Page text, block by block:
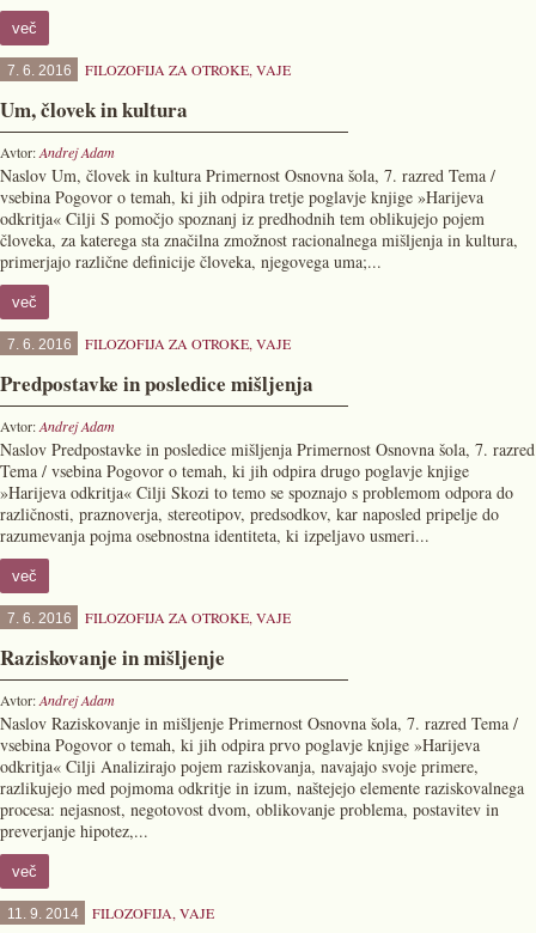
več
7. 6. 2016 FILOZOFIJA ZA OTROKE, VAJE
Um, človek in kultura
Avtor:Andrej Adam
Naslov Um, človek in kultura Primernost Osnovna šola, 7. razred Tema /
vsebina Pogovor o temah, ki jih odpira tretje poglavje knjige »Harijeva
odkritja« Cilji S pomočjo spoznanj iz predhodnih tem oblikujejo pojem
človeka, za katerega sta značilna zmožnost racionalnega mišljenja in kultura,
primerjajo različne definicije človeka, njegovega uma;...
več
7. 6. 2016 FILOZOFIJA ZA OTROKE, VAJE
Predpostavke in posledice mišljenja
Avtor:Andrej Adam
Naslov Predpostavke in posledice mišljenja Primernost Osnovna šola, 7. razred
Tema / vsebina Pogovor o temah, ki jih odpira drugo poglavje knjige
»Harijeva odkritja« Cilji Skozi to temo se spoznajo s problemom odpora do
različnosti, praznoverja, stereotipov, predsodkov, kar naposled pripelje do
razumevanja pojma osebnostna identiteta, ki izpeljavo usmeri...
več
7. 6. 2016 FILOZOFIJA ZA OTROKE, VAJE
Raziskovanje in mišljenje
Avtor:Andrej Adam
Naslov Raziskovanje in mišljenje Primernost Osnovna šola, 7. razred Tema /
vsebina Pogovor o temah, ki jih odpira prvo poglavje knjige »Harijeva
odkritja« Cilji Analizirajo pojem raziskovanja, navajajo svoje primere,
razlikujejo med pojmoma odkritje in izum, naštejejo elemente raziskovalnega
procesa: nejasnost, negotovost dvom, oblikovanje problema, postavitev in
preverjanje hipotez,...
več
11. 9. 2014 FILOZOFIJA, VAJE